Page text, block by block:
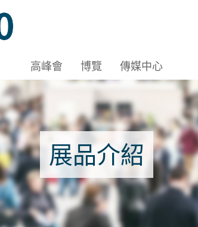
Hall 1A-C, HKCEC
Venue: Hall 1A-C, HKCEC
高峰會 博覽 傳媒中心
展品介紹